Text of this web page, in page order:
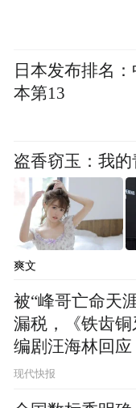
日本发布排名：
本第13
盗香窃玉：我
爽文
被“峰哥亡命天
漏税，《铁齿铜
编剧汪海林回应
现代快报